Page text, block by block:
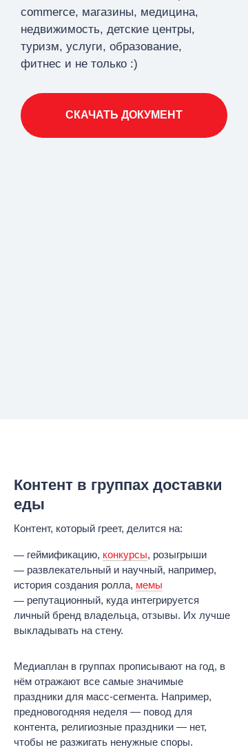
commerce, магазины, медицина,
недвижимость, детские центры,
туризм, услуги, образование,
фитнес и не только :)
СКАЧАТЬ ДОКУМЕНТ
Контент в группах доставки
еды
Контент, который греет, делится на:
геймификацию, конкурсы, розыгрыши
развлекательный и научный, например,
история создания ролла, мемы
репутационный, куда интегрируется
личный бренд владельца, отзывы. Их лучше
выкладывать на стену.
Медиаплан в группах прописывают на год, в
нём отражают все самые значимые
праздники для масс-сегмента. Например,
предновогодняя неделя — повод для
контента, религиозные праздники — нет,
чтобы не разжигать ненужные споры.